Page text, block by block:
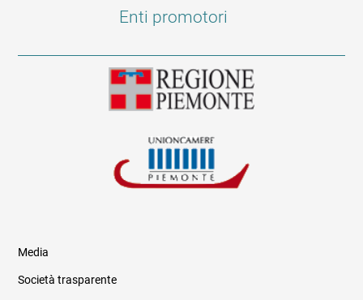
Enti promotori
Media
Società trasparente